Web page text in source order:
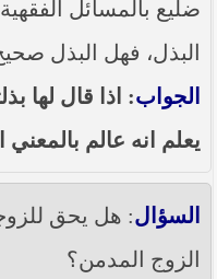
ضليع بالمسائل
البذل، فهل البذل
الجواب: اذا قال لها
يعلم انه عالم بالمعني
السؤال: هل يحق
الزوج المدمن؟